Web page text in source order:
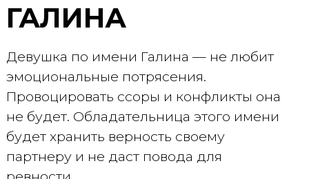
ГАЛИНА
Девушка по имени Галина — не любит
эмоциональные потрясения.
Провоцировать ссоры и конфликты она
не будет. Обладательница этого имени
будет хранить верность своему
партнеру и не даст повода для